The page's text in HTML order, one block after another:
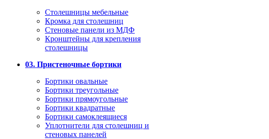
Столешницы мебельные
Кромка для столешниц
Стеновые панели из МДФ
Кронштейны для крепления
столешницы
03. Пристеночные бортики
Бортики овальные
Бортики треугольные
Бортики прямоугольные
Бортики квадратные
Бортики самоклеящиеся
Уплотнители для столешниц и
стеновых панелей